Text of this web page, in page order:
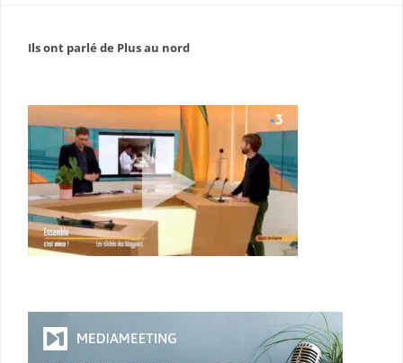
Ils ont parlé de Plus au nord